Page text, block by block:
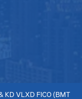
KD VLXD FICO (BMT